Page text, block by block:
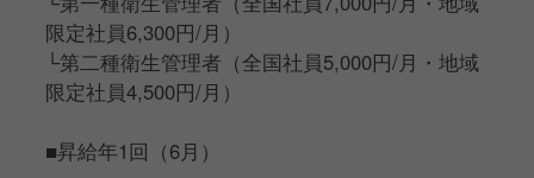
限定社員6,300円/月）
└第二種衛生管理者（全国社員5,000円/月・地域
限定社員4,500円/月）
■昇給年1回（6月）